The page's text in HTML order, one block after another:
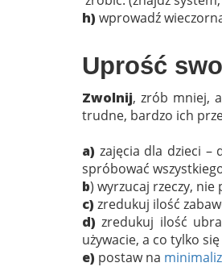
h) wprowadź
Uprość
Zwolnij, zrób mniej,
trudne, bardzo ich
a) zajęcia dla dzieci –
spróbować
b) wyrzucaj rzeczy,
c) zredukuj ilość
d) zredukuj ilość
używacie, a co tylko
e) postaw na